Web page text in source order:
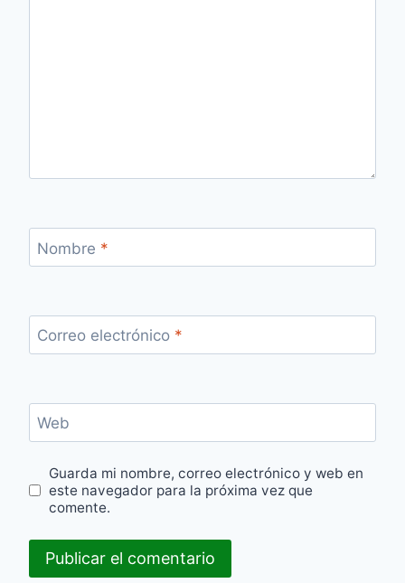
Nombre *
Correo electrónico *
Web
Guarda mi nombre, correo electrónico y web en
este navegador para la próxima vez que
comente.